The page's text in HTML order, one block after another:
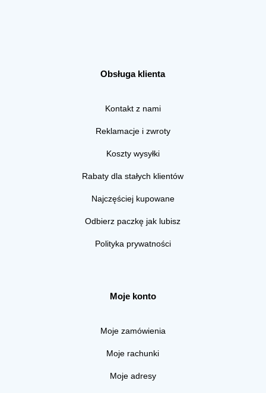
Obsługa klienta
Kontakt z nami
Reklamacje i zwroty
Koszty wysyłki
Rabaty dla stałych klientów
Najczęściej kupowane
Odbierz paczkę jak lubisz
Polityka prywatności
Moje konto
Moje zamówienia
Moje rachunki
Moje adresy